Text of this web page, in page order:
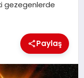
gezegenlerde
Paylaş